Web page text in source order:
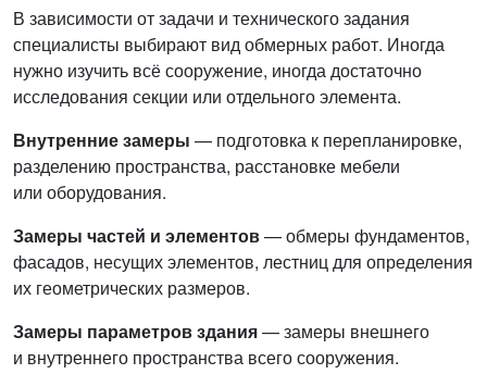
В зависимости от задачи и технического задания
специалисты выбирают вид обмерных работ. Иногда
нужно изучить всё сооружение, иногда достаточно
исследования секции или отдельного элемента.
Внутренние замеры — подготовка к перепланировке,
разделению пространства, расстановке мебели
или оборудования.
Замеры частей и элементов— обмеры фундаментов,
фасадов, несущих элементов, лестниц для определения
их геометрических размеров.
Замеры параметров здания— замеры внешнего
и внутреннего пространства всего сооружения.